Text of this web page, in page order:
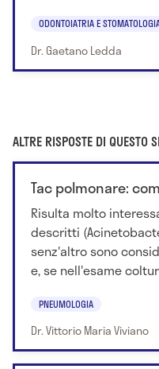
ODONTOIATRIA E
Dr. Gaetano Ledda
ALTRE RISPOSTE DI QUESTO
Tac polmonare:
Risulta molto
descritti
senz'altro sono
e, se nell'esame
PNEUMOLOGIA
Dr. Vittorio Maria Viviano